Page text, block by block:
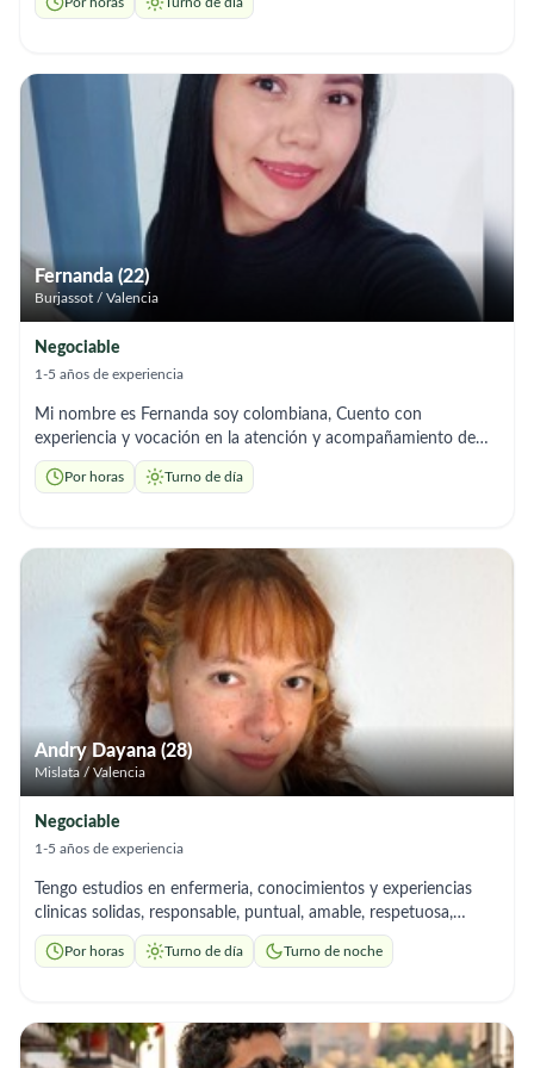
personas mayores, ofreciendo un acompañamiento cercano,
apoyo en movilidad, compañía y conversación. • Hábitos de
trato amable, paciencia y sensibilidad. Habilidades • Sé cocinar
muy bien (cuento con un curso de cocina). • Excelente en
limpieza y orden del hogar. • Muy buena compañía: soy
respetuosa, confiable y empática. 🕒 Disponibilidad • Trabajo
por horas • Jornada diurna (No interna). 📌 Situación actual
Recién llegada de Italia. Sin papeles todavía, pero en proceso de
regularización.
Por horas Turno de día
Fernanda (22)
Burjassot / Valencia
Negociable
1-5 años de experiencia
Mi nombre es Fernanda soy colombiana, Cuento con
experiencia y vocación en la atención y acompañamiento de
personas mayores, ofreciendo siempre un trato humano,
paciente y respetuoso. A lo largo de mi labor he adquirido
priorizando siempre el bienestar y la dignidad de cada persona
bajo mi cuidado. Me considero una persona responsable,
empática y comprometida, valores que considero esenciales
para este tipo de trabajo. Me motiva especialmente poder
contribuir a mejorar la calidad de vida de los adultos mayores,
brindándoles seguridad, compañía y un ambiente de confianza.
Estoy convencida de que mi dedicación y sensibilidad pueden
aportar positivamente a las personas que más amas.
Por horas Turno de día
Andry Dayana (28)
Mislata / Valencia
Negociable
1-5 años de experiencia
Tengo estudios en enfermeria, conocimientos y experiencias
clinicas solidas, responsable, puntual, amable, respetuosa,
comprensiva, confiable, empatica, paciente, con capacidad de
observacion y reaccion ante cualquier cambio, comunicacion
decidí estudiar enfermeria tuve un enfoque dedicado al
cuidado, acompañamiento y apoyo del adulto mayor, motivada
Por horas Turno de día Turno de noche